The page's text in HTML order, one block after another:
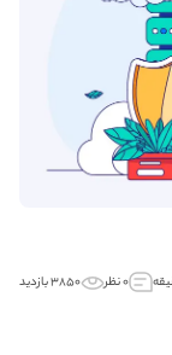
۰ نظر ۳۸۵۰ بازدید